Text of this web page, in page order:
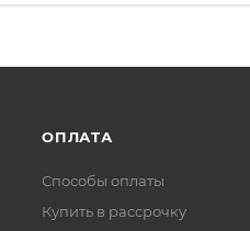
ОПЛАТА
Способы оплаты
Купить в рассрочку